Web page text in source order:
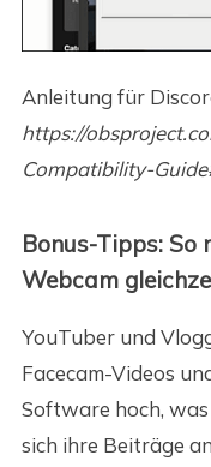
Anleitung für
https://
Compatibility-
Bonus-Tipps: So
Webcam
YouTuber und
Facecam-Videos
Software hoch,
sich ihre Beiträge